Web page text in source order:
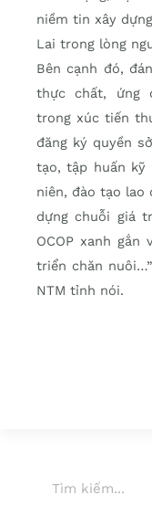
niềm tin xây
Lai trong lòng
Bên cạnh đó,
thực chất, ứng
trong xúc tiến
đăng ký quyền
tạo, tập huấn kỹ
niên, đào tạo lao
dựng chuỗi giá
OCOP xanh
triển chăn
NTM tỉnh nói.